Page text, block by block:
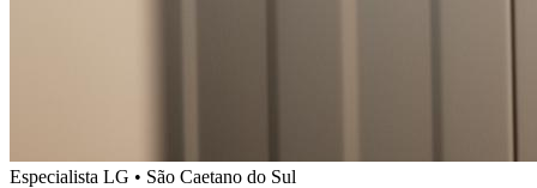
Especialista LG • São Caetano do Sul